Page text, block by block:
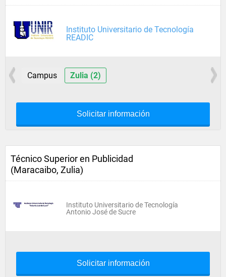
Instituto Universitario de Tecnología
READIC
Campus Zulia (2)
Solicitar información
Técnico Superior en Publicidad
(Maracaibo, Zulia)
Instituto Universitario de Tecnología
Antonio José de Sucre
Solicitar información